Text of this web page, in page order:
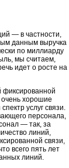
— в частности,
данным выручка
по миллиарду
мы считаем,
идет о росте на
фиксированной
хорошие
услуг связи.
персонала,
— так, за
линий,
связи,
всего пять лет
линий.